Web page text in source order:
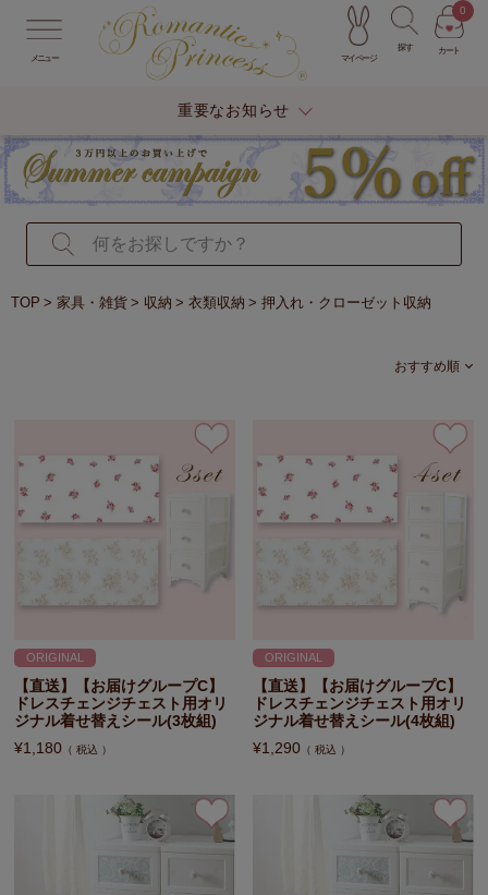
メニュー マイページ
探す カート
0
重要なお知らせ
TOP 家具・雑貨 収納 衣類収納 押入れ・クローゼット収納
おすすめ順
ORIGINAL
【直送】【お届けグループC】
ドレスチェンジチェスト用オリ
ジナル着せ替えシール(3枚組)
¥1,180 税込
ORIGINAL
【直送】【お届けグループC】
ドレスチェンジチェスト用オリ
ジナル着せ替えシール(4枚組)
¥1,290 税込